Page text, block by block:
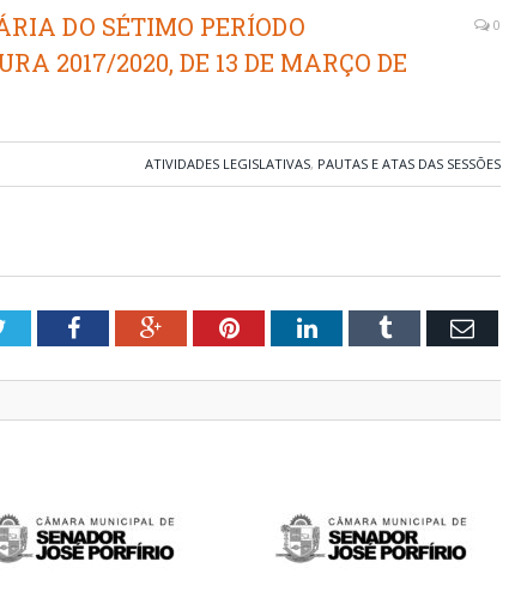
DO SÉTIMO PERÍODO
2017/2020, DE 13 DE MARÇO DE
0
ATIVIDADES LEGISLATIVAS, PAUTAS E ATAS DAS SESSÕES
TwitterFacebookGoogle+PinterestLinkedInTumblr Email